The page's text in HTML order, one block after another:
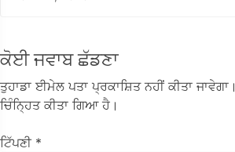
ਕੋਈ ਜਵਾਬ ਛੱਡਣਾ
ਤੁਹਾਡਾ ਈਮੇਲ ਪਤਾ ਪ੍ਰਕਾਸ਼ਿਤ ਨਹੀਂ ਕੀਤਾ ਜਾਵੇਗਾ।
ਚਿੰਨ੍ਹਿਤ ਕੀਤਾ ਗਿਆ ਹੈ।
ਟਿੱਪਣੀ *